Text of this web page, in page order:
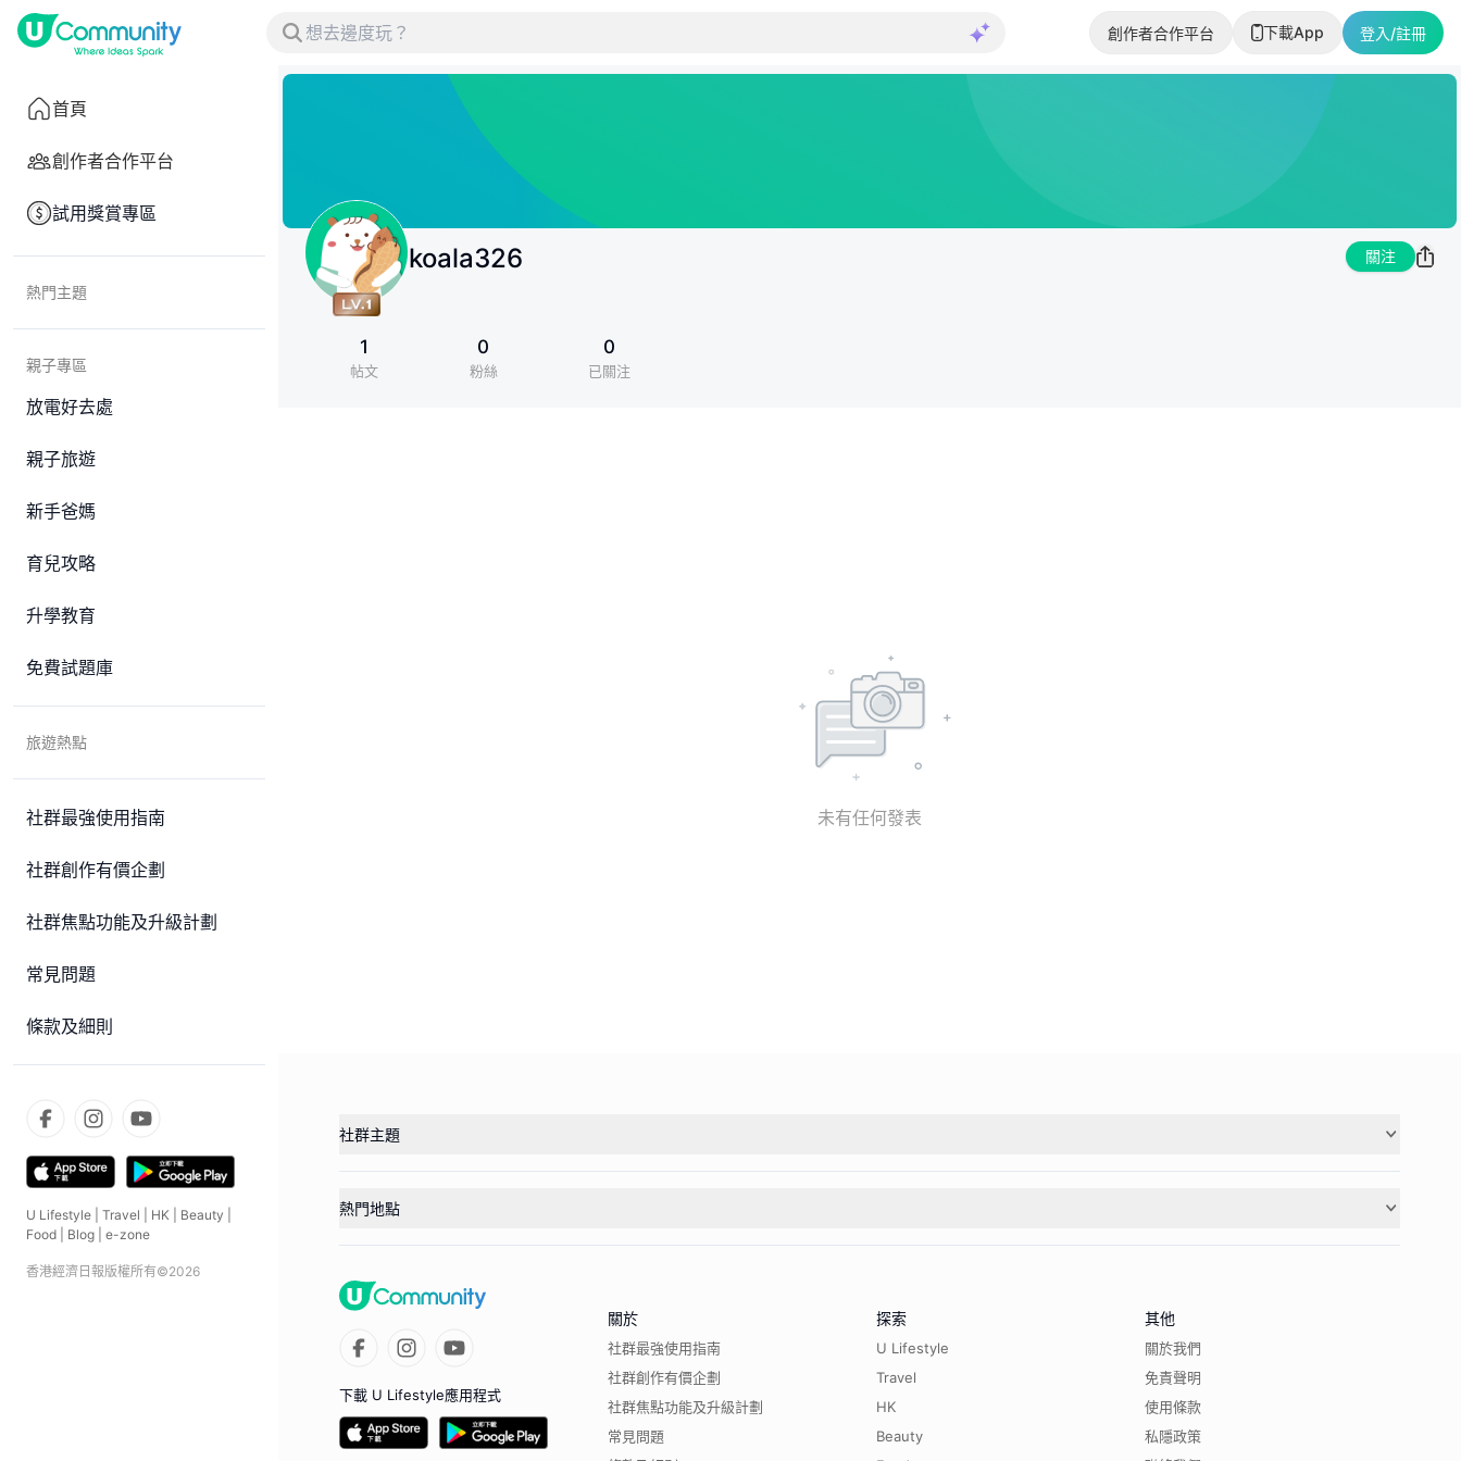
創作者合作平台 下載App 登入/註冊
首頁
創作者合作平台
試用獎賞專區
熱門主題
親子專區
放電好去處
親子旅遊
新手爸媽
育兒攻略
升學教育
免費試題庫
旅遊熱點
社群最強使用指南
社群創作有價企劃
社群焦點功能及升級計劃
常見問題
條款及細則
U Lifestyle Travel HK Beauty
Food
Blog e-zone
香港經濟日報版權所有©2026
koala326 關注
1
帖文
0
粉絲
0
已關注
未有任何發表
社群主題
熱門地點
下載 U Lifestyle應用程式
關於
社群最強使用指南
社群創作有價企劃
社群焦點功能及升級計劃
常見問題
探索
U Lifestyle
Travel
HK
Beauty
其他
關於我們
免責聲明
使用條款
私隱政策